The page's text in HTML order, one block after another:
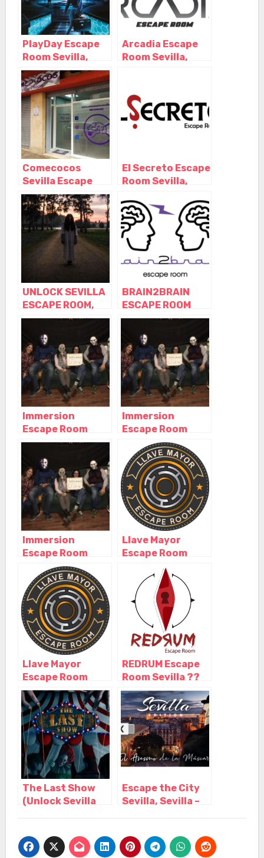
PlayDay Escape
Room Sevilla,
Sevilla –
Andalucia
Arcadia Escape
Room Sevilla,
Comecocos
Sevilla Escape
Room, Sevilla –
Andalucía
El Secreto Escape
Room Sevilla,
Andalucía
UNLOCK SEVILLA
ESCAPE ROOM,
Sevilla –
BRAIN2BRAIN
ESCAPE ROOM
SEVILLA, Sevilla –
Immersion
Escape Room
Sevilla, Sevilla –
Immersion
Escape Room
Sevilla, Sevilla –
Andalucía
Immersion
Escape Room
Sevilla, Sevilla –
Andalucía
Llave Mayor
Escape Room
Sevilla, Sevilla –
Andalucía
Llave Mayor
Escape Room
Sevilla, Sevilla –
Andalucía
REDRUM Escape
Room Sevilla ??
Nominado mejor
experiencia de
terror 2022 ??,
Sevilla –
Andalucía
The Last Show
(Unlock Sevilla
Andalucía
Escape the City
Sevilla, Sevilla –